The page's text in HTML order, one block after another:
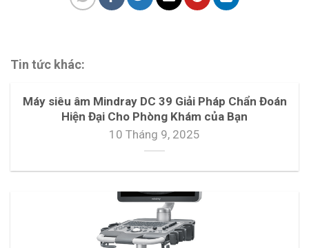
Tin tức khác:
Máy siêu âm Mindray DC 39 Giải Pháp Chẩn Đoán
Hiện Đại Cho Phòng Khám của Bạn
10 Tháng 9, 2025